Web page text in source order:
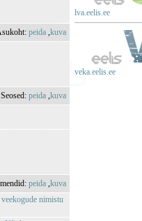
lva.eelis.ee
veka.eelis.ee
peida ,kuva
Seosed:peida ,kuva
peida ,kuva
nimistu